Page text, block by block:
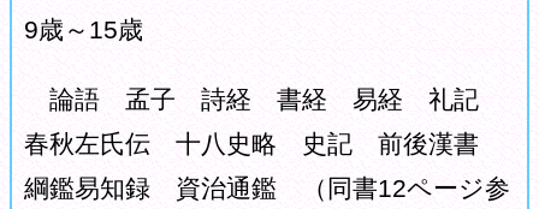
9歳～15歳
論語 孟子 詩経 書経 易経 礼記
春秋左氏伝 十八史略 史記 前後漢書
綱鑑易知録 資治通鑑 （同書12ページ参